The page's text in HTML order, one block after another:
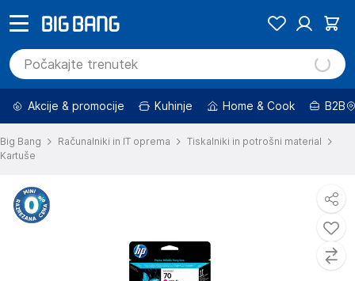
Akcije & promocije Kuhinje Home & Cook B2B
Big Bang Računalniki in IT oprema
Tiskalniki in potrošni material
Kartuše